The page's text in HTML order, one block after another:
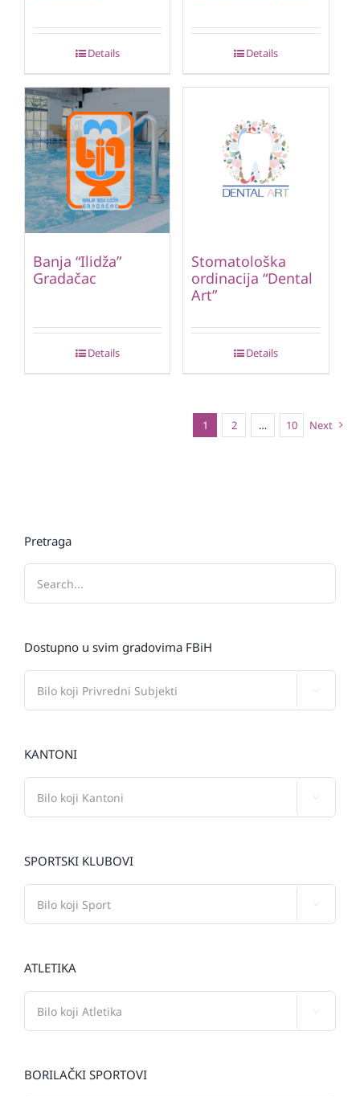
Details Details
Banja “Ilidža”
Gradačac
Details
Stomatološka
ordinacija “Dental
Art”
Details
1 2 … 10 Next
Pretraga
Dostupno u svim gradovima FBiH
KANTONI
SPORTSKI KLUBOVI
ATLETIKA
BORILAČKI SPORTOVI